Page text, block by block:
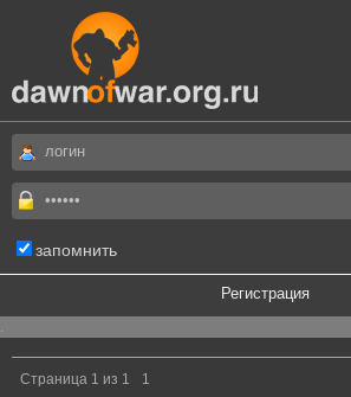
запомнить
Регистрация
.
Страница 1 из 1
1